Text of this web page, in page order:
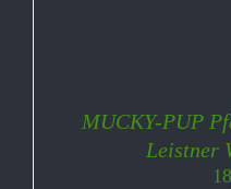
MUCKY-PUP
Leistner